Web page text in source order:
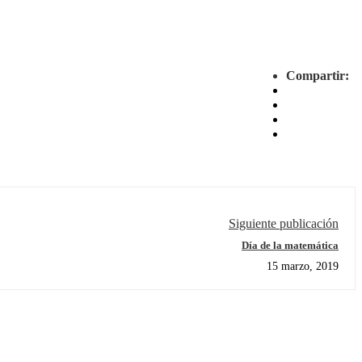
Compartir:
Siguiente publicación
Día de la matemática
15 marzo, 2019